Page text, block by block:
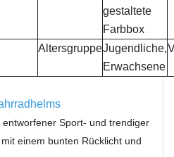
gestaltete
Farbbox
AltersgruppeJugendliche,
Erwachsene
Sport- und trendiger
einem bunten Rücklicht und